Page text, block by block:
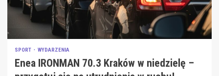
SPORT WYDARZENIA
Enea IRONMAN 70.3 Kraków w niedzielę –